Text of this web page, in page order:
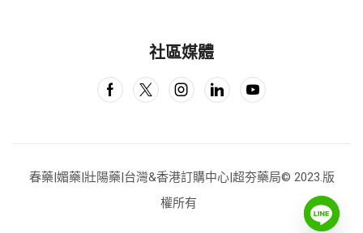
社區媒體
春藥|媚藥|壯陽藥|台灣&香港訂購中心|超夯藥局© 2023.版
權所有